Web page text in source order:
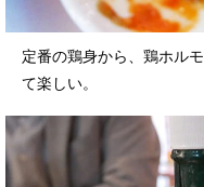
定番の鶏身から、鶏ホル
て楽しい。